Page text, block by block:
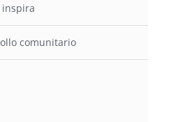
inspira
comunitario